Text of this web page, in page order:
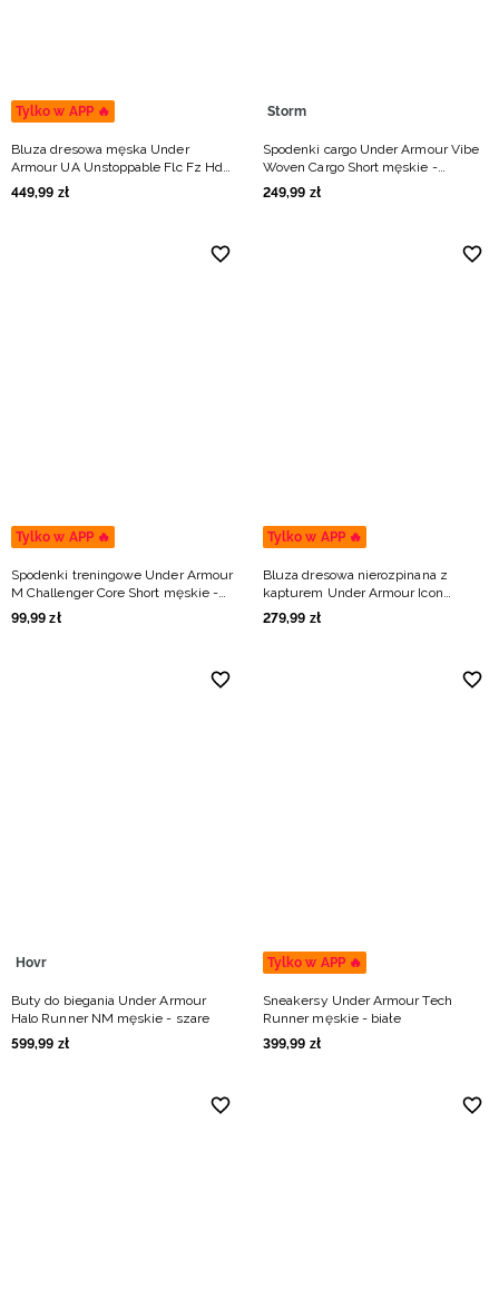
Tylko w APP 🔥
Bluza dresowa męska Under
Armour UA Unstoppable Flc Fz Hd
Eu - szara
449,99 zł
Storm
Spodenki cargo Under Armour Vibe
Woven Cargo Short męskie -
beżowe
249,99 zł
Tylko w APP 🔥
Spodenki treningowe Under Armour
M Challenger Core Short męskie -
granatowe
99,99 zł
Tylko w APP 🔥
Bluza dresowa nierozpinana z
kapturem Under Armour Icon
Fleece Hoodie męska - zielona
279,99 zł
Hovr
Buty do biegania Under Armour
Halo Runner NM męskie - szare
599,99 zł
Tylko w APP 🔥
Sneakersy Under Armour Tech
Runner męskie - białe
399,99 zł